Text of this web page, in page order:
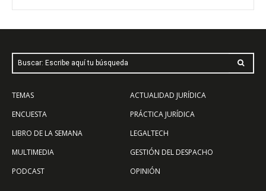
Buscar: Escribe aquí tu búsqueda
TEMAS
ENCUESTA
LIBRO DE LA SEMANA
MULTIMEDIA
PODCAST
ACTUALIDAD JURÍDICA
PRÁCTICA JURÍDICA
LEGALTECH
GESTIÓN DEL DESPACHO
OPINIÓN